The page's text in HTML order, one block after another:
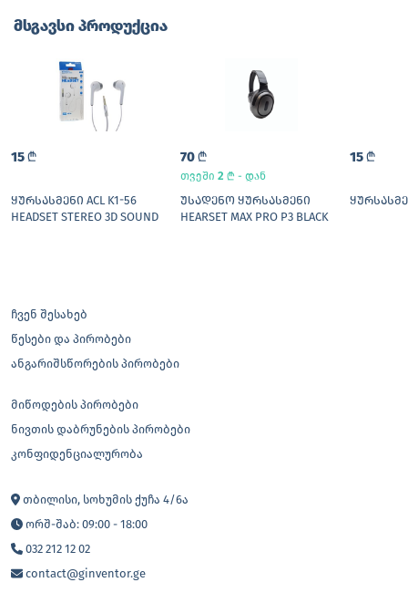
მსგავსი პროდუქცია
15 L
ᲧᲣᲠᲡᲐᲡᲛᲔᲜᲘ ACL K1-56
HEADSET STEREO 3D SOUND
70 L
თვეში 2 L - დან
ᲣᲡᲐᲓᲔᲜᲝ ᲧᲣᲠᲡᲐᲡᲛᲔᲜᲘ
HEARSET MAX PRO P3 BLACK
15 L
ჩვენ შესახებ
წესები და პირობები
ანგარიშსწორების პირობები
მიწოდების პირობები
ნივთის დაბრუნების პირობები
კონფიდენციალურობა
თბილისი, სოხუმის ქუჩა 4/6ა
ორშ-შაბ: 09:00 - 18:00
032 212 12 02
contact@ginventor.ge